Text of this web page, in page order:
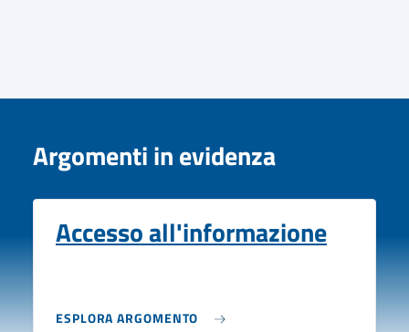
Argomenti in evidenza
Accesso all'informazione
ESPLORA ARGOMENTO